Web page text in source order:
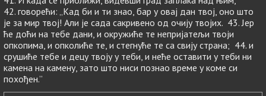
42. говорећи: „Кад би и ти знао, бар у овај дан твој, оно што
је за мир твој! Али је сада сакривено од очију твојих. 43. Јер
ће доћи на тебе дани, и окружиће те непријатељи твоји
опкопима, и опколиће те, и стегнуће те са свију страна; 44. и
срушиће тебе и децу твоју у теби, и неће оставити у теби ни
камена на камену, зато што ниси познао време у коме си
похођен.”